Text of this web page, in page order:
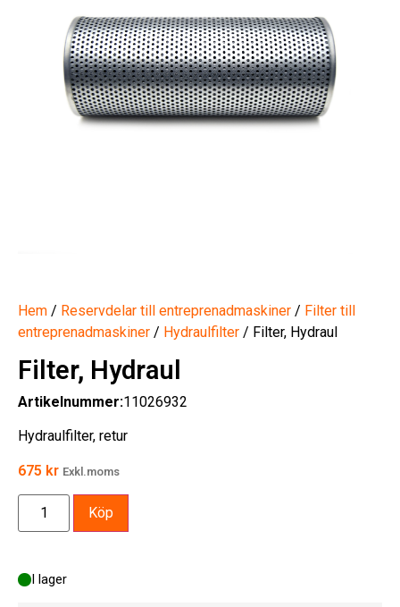
Hem / Reservdelar till entreprenadmaskiner / Filter till
entreprenadmaskiner / Hydraulfilter / Filter, Hydraul
Filter, Hydraul
Artikelnummer:11026932
Hydraulfilter, retur
675 kr Exkl.moms
I lager
Köp